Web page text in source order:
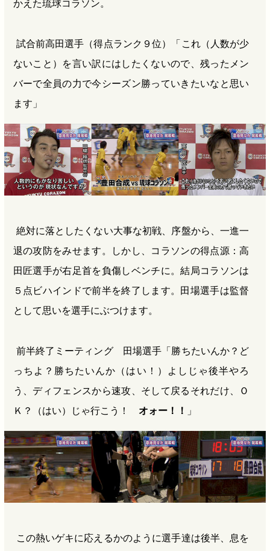
かえた琉球コラソン。
試合前高田選手（得点ランク９位）「これ（人数が少
ないこと）を言い訳にはしたくないので、残ったメン
バーで全員の力で今シーズン勝っていきたいなと思い
ます」
絶対に落としたくない大事な初戦、序盤から、一進一
退の攻防をみせます。しかし、コラソンの得点源：高
田匠選手が右足首を負傷しベンチに。結局コラソンは
５点ビハインドで前半を終了します。田場選手は監督
として思いを選手にぶつけます。
前半終了ミーティング 田場選手「勝ちたいんか？ど
っちよ？勝ちたいんか（はい！）よしじゃ後半やろ
う、ディフェンスから速攻、そして戻るそれだけ、Ｏ
Ｋ？（はい）じゃ行こう！ オォー！！ 」
この熱いゲキに応えるかのように選手達は後半、息を